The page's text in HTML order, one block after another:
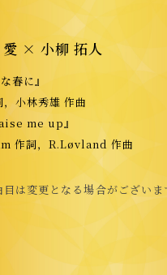
× 小柳 拓人
春に』
小林秀雄 作曲
me up』
作詞， R.Løvland 作曲
は変更となる場合がございま